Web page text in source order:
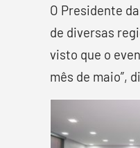
O Presidente
de diversas
visto que o
mês de maio”,